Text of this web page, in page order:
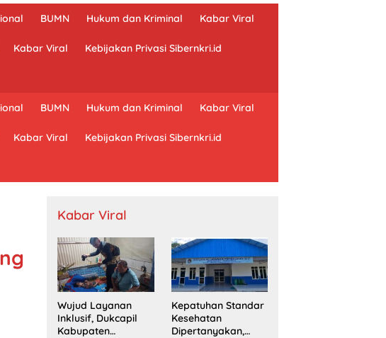
BUMN Hukum dan Kriminal Kabar Viral
Kabar Viral Kebijakan Privasi Sibernkri.id
BUMN Hukum dan Kriminal Kabar Viral
Kabar Viral Kebijakan Privasi Sibernkri.id
Kabar Viral
Wujud Layanan
Inklusif, Dukcapil
Kabupaten
Kepatuhan Standar
Kesehatan
Dipertanyakan,